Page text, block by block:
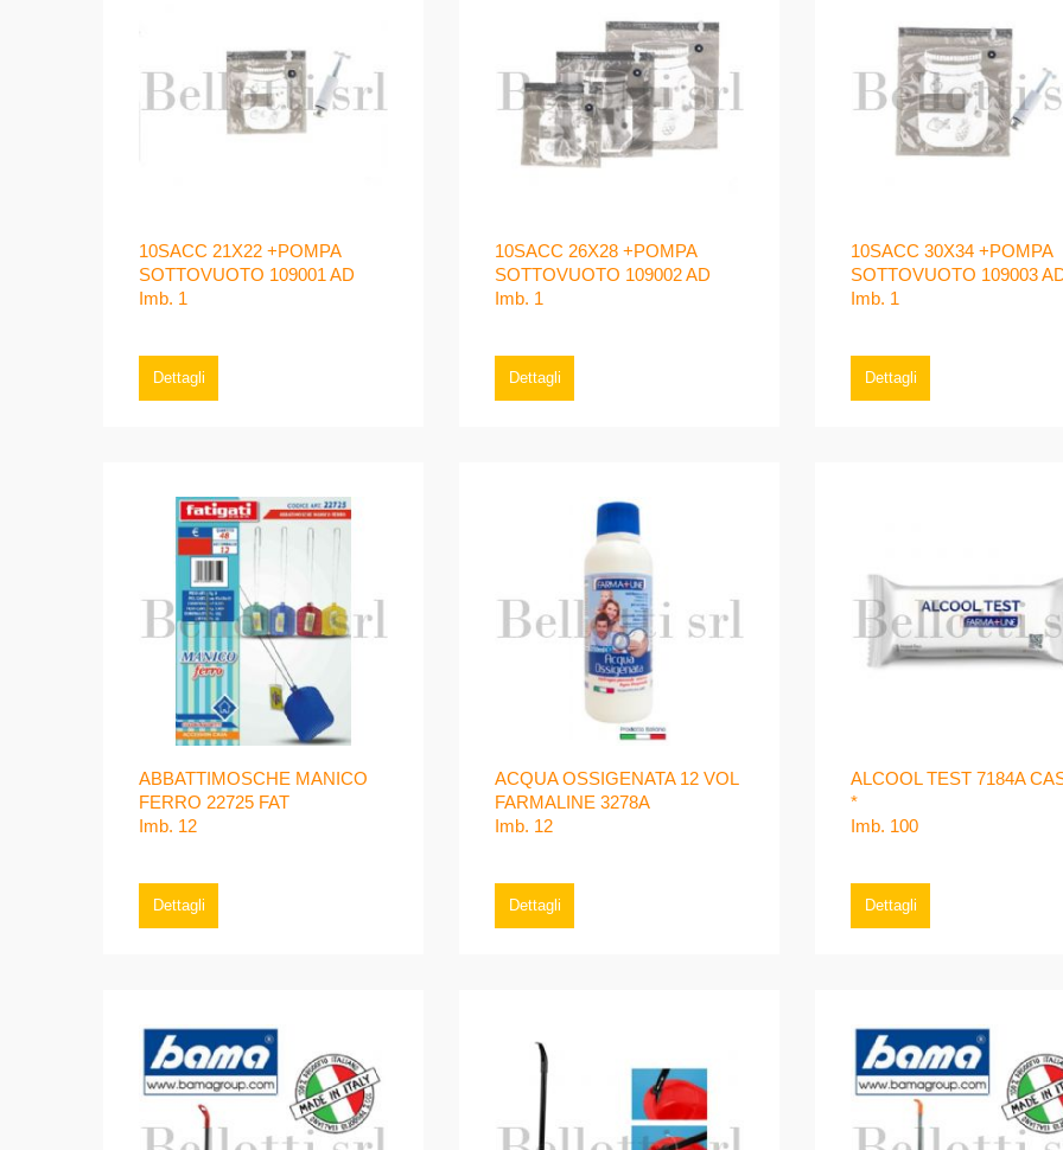
10SACC 21X22 +POMPA
SOTTOVUOTO 109001 AD
Imb. 1
Dettagli
10SACC 26X28 +POMPA
SOTTOVUOTO 109002 AD
Imb. 1
Dettagli
10SACC 30X34 +POMPA
SOTTOVUOTO 109003
Imb. 1
Dettagli
ABBATTIMOSCHE MANICO
FERRO 22725 FAT
Imb. 12
Dettagli
ACQUA OSSIGENATA 12 VOL
FARMALINE 3278A
Imb. 12
Dettagli
ALCOOL TEST 7184A
*
Imb. 100
Dettagli